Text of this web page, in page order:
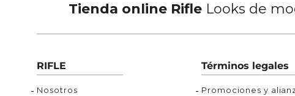
Tienda online RifleLooks de
RIFLE
Nosotros
Términos legales
Promociones y